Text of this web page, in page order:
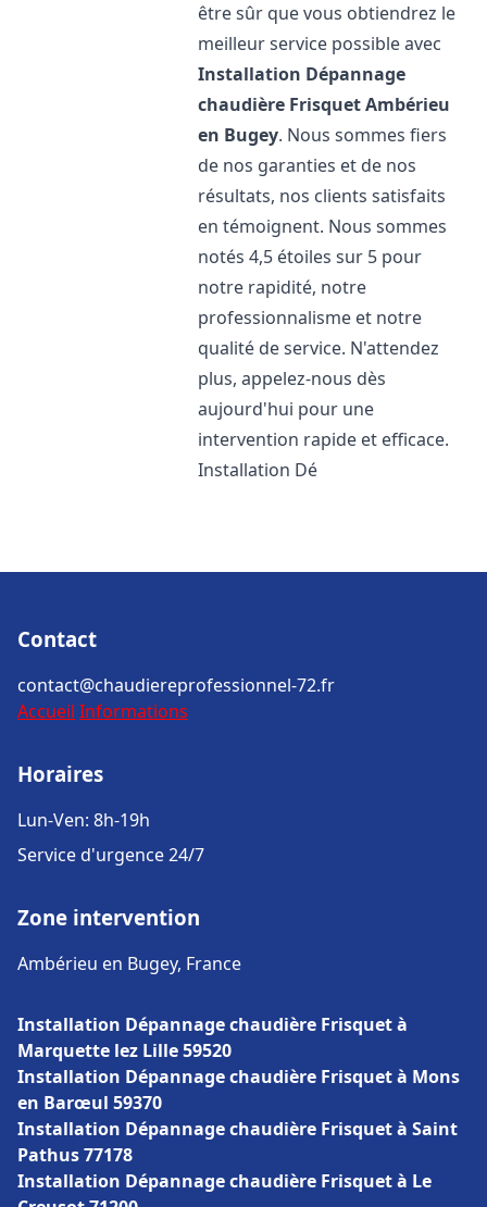
être sûr que vous obtiendrez le
meilleur service possible avec
Installation Dépannage
chaudière FrisquetAmbérieu
en Bugey. Nous sommes fiers
de nos garanties et de nos
résultats, nos clients satisfaits
en témoignent. Nous sommes
notés 4,5 étoiles sur 5 pour
notre rapidité, notre
professionnalisme et notre
qualité de service. N'attendez
plus, appelez-nous dès
aujourd'hui pour une
intervention rapide et efficace.
Installation Dé
Contact
contact@chaudiereprofessionnel-72.fr
Accueil Informations
Horaires
Lun-Ven: 8h-19h
Service d'urgence 24/7
Zone intervention
Ambérieu en Bugey, France
Installation Dépannage chaudière Frisquet à
Marquette lez Lille 59520
Installation Dépannage chaudière Frisquet à Mons
en Barœul 59370
Installation Dépannage chaudière Frisquet à Saint
Pathus 77178
Installation Dépannage chaudière Frisquet à Le